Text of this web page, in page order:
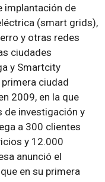
implantación de
(smart grids),
y otras redes
ciudades
y Smartcity
ciudad
2009, en la que
de investigación y
a 300 clientes
y 12.000
anunció el
en su primera